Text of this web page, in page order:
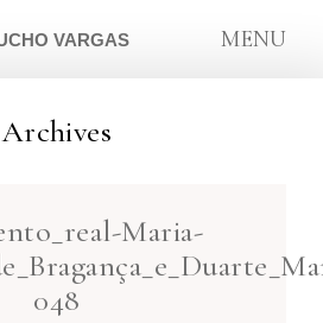
VARGAS MENU
Archives
Maria-
048